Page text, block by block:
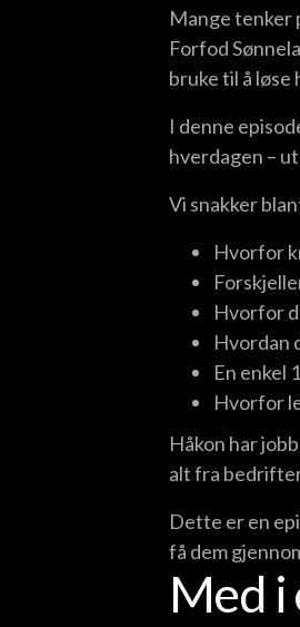
Mange tenker
Forfod
bruke til å
I denne
hverdagen –
Vi snakker
Hvorfor
Hvorfor
Hvordan
En enkel
Hvorfor
Håkon har
alt fra
Dette er en
få dem
Med i